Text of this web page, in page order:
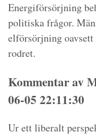
Energiförsörjning
politiska frågor.
elförsörjning
rodret.
Kommentar av
06-05 22:11:30
Ur ett liberalt